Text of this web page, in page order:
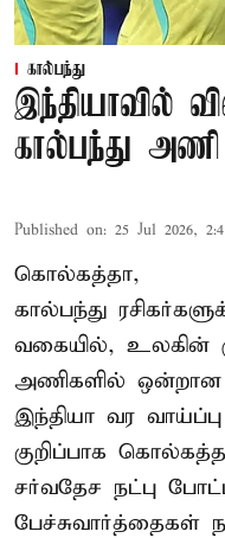
கால்பந்து
இந்தியாவில்
கால்பந்து அணி
Published on: 25 Jul 2026,
கொல்கத்தா,
கால்பந்து
வகையில், உலகின்
அணிகளில் ஒன்றான
இந்தியா வர
குறிப்பாக
சர்வதேச நட்பு
பேச்சுவார்த்தைகள்